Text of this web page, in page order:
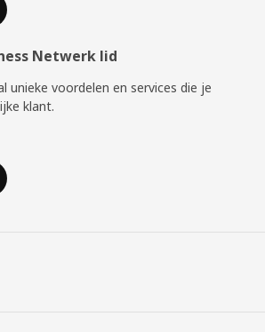
Netwerk lid
unieke voordelen en services die je
klant.